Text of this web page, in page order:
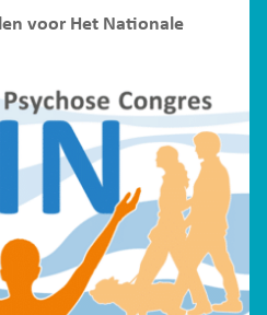
voor Het Nationale